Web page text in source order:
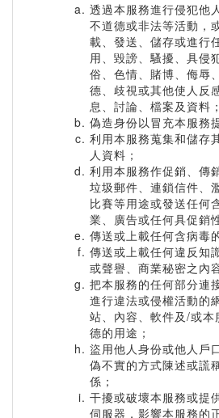
透過本服務進行侵犯他
不道德或非法等活動，
載、發送、儲存或進行
用、毀謗、騷擾、具侵
俗、色情、賭博、侮辱
德、歧視或其他使人反
息、討論、檔案及資料；
偽造身份以冒充本服務
利用本服務蒐集和儲存
人資料；
利用本服務作促銷、傳
垃圾郵件、連鎖信件、
比賽等用途或發送任何
業、廣告或任何具促銷
傳送或上載任何含病毒
傳送或上載任何違反知
或聲譽、商業秘密之內
把本服務的任何部分連
進行違法或侵權活動的
站、內容、軟件及/或
德的用途；
盜用他人身份或他人戶
偽不實的方式陳述或謊
係；
干擾或破壞本服務或提
伺服器，影響本服務的